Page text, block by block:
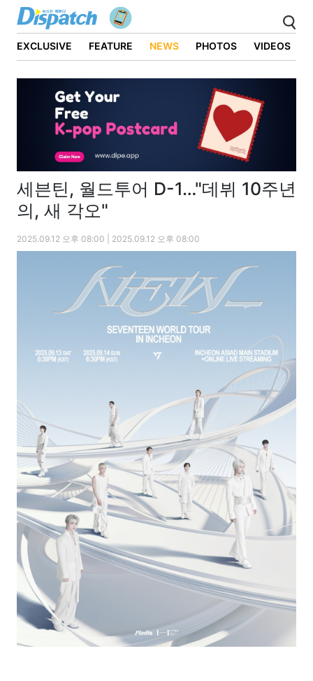
EXCLUSIVE FEATURE NEWS PHOTOS VIDEOS
세븐틴, 월드투어 D-1…"데뷔 10주년
의, 새 각오"
2025.09.12 오후 08:00 | 2025.09.12 오후 08:00